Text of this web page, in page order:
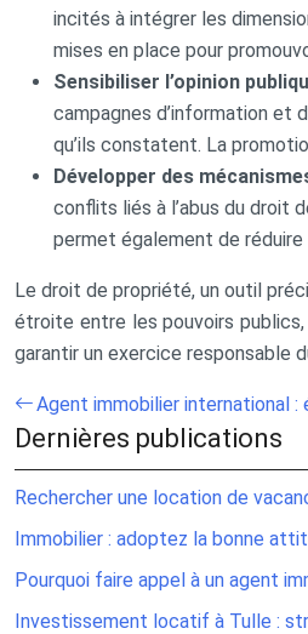
incités à intégrer les
mises en place pour
Sensibiliser l’opinion
campagnes d’information et
qu’ils constatent. La
Développer des
conflits liés à l’abus du droit
permet également de
Le droit de propriété, un outil
étroite entre les pouvoirs
garantir un exercice responsable
Agent immobilier international
Dernières publications
Rechercher une location de
Immobilier : adoptez la bonne
Pourquoi faire appel à un agent
Investissement locatif à Tulle :